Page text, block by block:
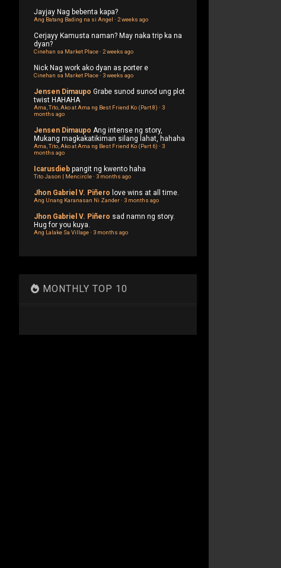
Jayjay Nag bebenta kapa?
Ang Batang Bading na si Angel · 2 weeks ago
Cerjayy Kamusta naman? May naka trip ka na
dyan?
Cinehan sa Market Place· 2 weeks ago
Nick Nag work ako dyan as porter e
Cinehan sa Market Place· 3 weeks ago
Jensen Dimaupo Grabe sunod sunod ung plot
twist HAHAHA
Ama, Tito, Ako at Ama ng Best Friend Ko (Part 8) · 3
months ago
Jensen Dimaupo Ang intense ng story,
Mukang magkakatikiman silang lahat, hahaha
Ama, Tito, Ako at Ama ng Best Friend Ko (Part 6) · 3
months ago
Icarusdieb pangit ng kwento haha
Tito Jason | Mencircle· 3 months ago
Jhon Gabriel V. Piñero love wins at all time.
Ang Unang Karanasan Ni Zander· 3 months ago
Jhon Gabriel V. Piñero sad namn ng story.
Hug for you kuya.
Ang Lalake Sa Village· 3 months ago
MONTHLY TOP 10